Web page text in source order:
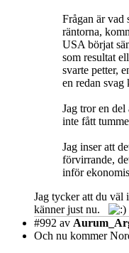
Frågan är vad
räntorna,
USA börjat
som resultat
svarte petter,
en redan svag
Jag tror en
inte fått
Jag inser att
förvirrande,
inför
Jag tycker att du väl
känner just nu.
#992 av
Och nu kommer